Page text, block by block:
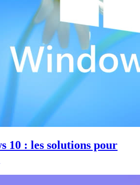
10 : les solutions pour